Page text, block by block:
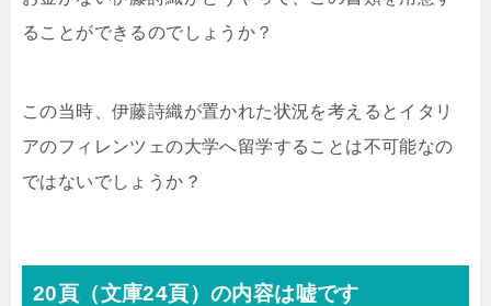
ることができるのでしょうか？
この当時、伊藤詩織が置かれた状況を考えるとイタリ
アのフィレンツェの大学へ留学することは不可能なの
ではないでしょうか？
20頁（文庫24頁）の内容は嘘です